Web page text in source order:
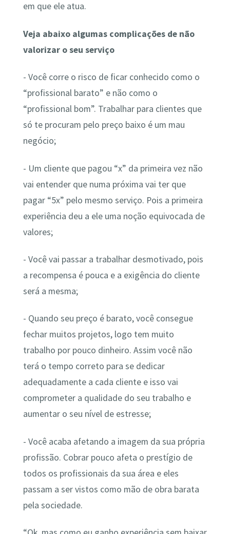
em que ele atua.
Veja abaixo algumas complicações de não
valorizar o seu serviço
- Você corre o risco de ficar conhecido como o
“profissional barato” e não como o
“profissional bom”. Trabalhar para clientes que
só te procuram pelo preço baixo é um mau
negócio;
- Um cliente que pagou “x” da primeira vez não
vai entender que numa próxima vai ter que
pagar “5x” pelo mesmo serviço. Pois a primeira
experiência deu a ele uma noção equivocada de
valores;
- Você vai passar a trabalhar desmotivado, pois
a recompensa é pouca e a exigência do cliente
será a mesma;
- Quando seu preço é barato, você consegue
fechar muitos projetos, logo tem muito
trabalho por pouco dinheiro. Assim você não
terá o tempo correto para se dedicar
adequadamente a cada cliente e isso vai
comprometer a qualidade do seu trabalho e
aumentar o seu nível de estresse;
- Você acaba afetando a imagem da sua própria
profissão. Cobrar pouco afeta o prestígio de
todos os profissionais da sua área e eles
passam a ser vistos como mão de obra barata
pela sociedade.